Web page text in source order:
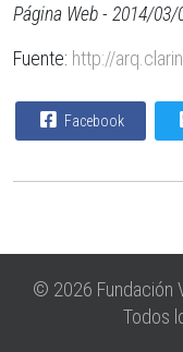
Página Web - 2014/03/
Fuente: http://
Facebook
© 2026 Fundación
Todos